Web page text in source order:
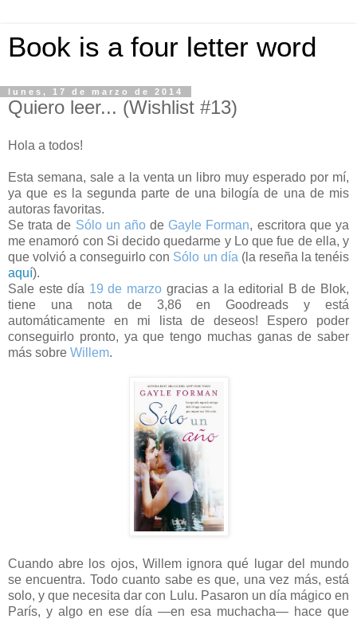
Book is a four letter word
lunes, 17 de marzo de 2014
Quiero leer... (Wishlist #13)
Hola a todos!
Esta semana, sale a la venta un libro muy esperado por mí,
ya que es la segunda parte de una bilogía de una de mis
autoras favoritas.
Se trata de Sólo un añode Gayle Forman, escritora que ya
me enamoró con Si decido quedarme y Lo que fue de ella, y
que volvió a conseguirlo con Sólo un día (la reseña la tenéis
aquí).
Sale este día 19 de marzogracias a la editorial B de Blok,
tiene una nota de 3,86 en Goodreads y está
automáticamente en mi lista de deseos! Espero poder
conseguirlo pronto, ya que tengo muchas ganas de saber
más sobre Willem.
Cuando abre los ojos, Willem ignora qué lugar del mundo
se encuentra. Todo cuanto sabe es que, una vez más, está
solo, y que necesita dar con Lulu. Pasaron un día mágico en
París, y algo en ese día —en esa muchacha— hace que